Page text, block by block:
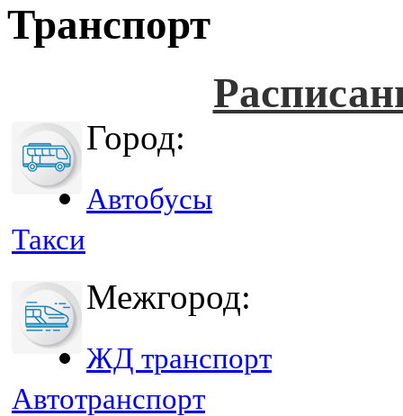
Транспорт
Город:
Автобусы
Такси
Межгород:
ЖД транспорт
Автотранспорт